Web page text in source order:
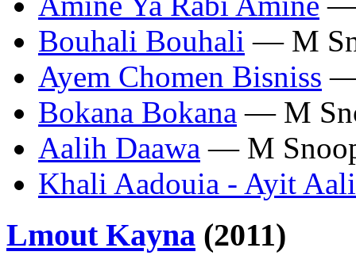
Bouhali Bouhali — M
Ayem Chomen Bisniss —
Bokana Bokana — M
Aalih Daawa — M
Khali Aadouia - Ayit
Lmout Kayna (2011)